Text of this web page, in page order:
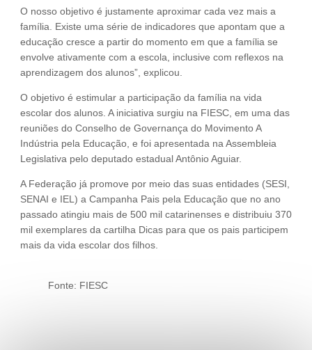
O nosso objetivo é justamente aproximar cada vez mais a
família. Existe uma série de indicadores que apontam que a
educação cresce a partir do momento em que a família se
envolve ativamente com a escola, inclusive com reflexos na
aprendizagem dos alunos”, explicou.
O objetivo é estimular a participação da família na vida
escolar dos alunos. A iniciativa surgiu na FIESC, em uma das
reuniões do Conselho de Governança do Movimento A
Indústria pela Educação, e foi apresentada na Assembleia
Legislativa pelo deputado estadual Antônio Aguiar.
A Federação já promove por meio das suas entidades (SESI,
SENAI e IEL) a Campanha Pais pela Educação que no ano
passado atingiu mais de 500 mil catarinenses e distribuiu 370
mil exemplares da cartilha Dicas para que os pais participem
mais da vida escolar dos filhos.
Fonte: FIESC